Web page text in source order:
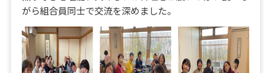
がら組合員同士で交流を深めました。